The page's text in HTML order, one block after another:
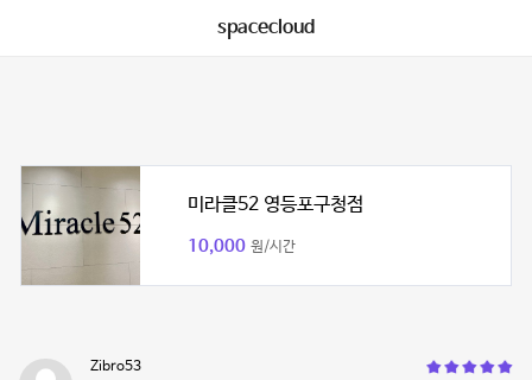
spacecloud
미라클52 영등포구청점
10,000 원/시간
Zibro53